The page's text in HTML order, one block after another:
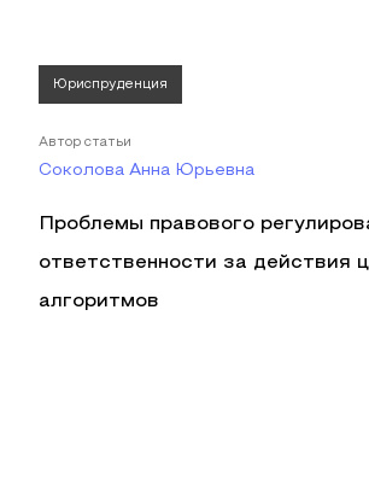
Юриспруденция
Автор статьи
Соколова Анна Юрьевна
Проблемы правового
ответственности за действия
алгоритмов